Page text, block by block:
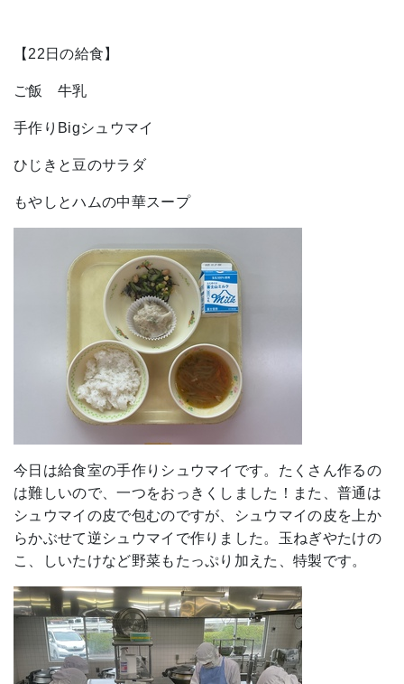
【22日の給食】
ご飯 牛乳
手作りBigシュウマイ
ひじきと豆のサラダ
もやしとハムの中華スープ
今日は給食室の手作りシュウマイです。たくさん作るの
は難しいので、一つをおっきくしました！また、普通は
シュウマイの皮で包むのですが、シュウマイの皮を上か
らかぶせて逆シュウマイで作りました。玉ねぎやたけの
こ、しいたけなど野菜もたっぷり加えた、特製です。